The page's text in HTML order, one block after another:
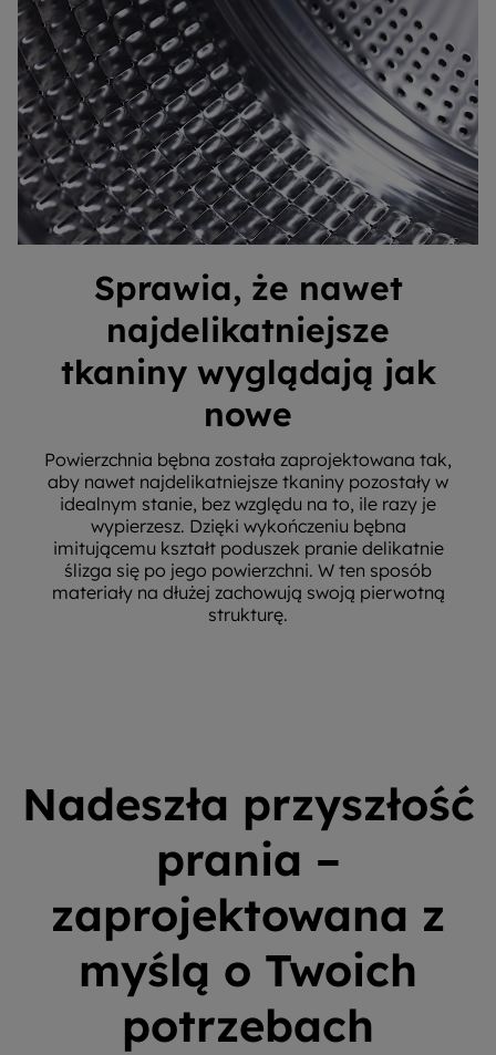
Sprawia, że nawet
najdelikatniejsze
tkaniny wyglądają jak
nowe
Powierzchnia bębna została zaprojektowana tak,
aby nawet najdelikatniejsze tkaniny pozostały w
idealnym stanie, bez względu na to, ile razy je
wypierzesz. Dzięki wykończeniu bębna
imitującemu kształt poduszek pranie delikatnie
ślizga się po jego powierzchni. W ten sposób
materiały na dłużej zachowują swoją pierwotną
strukturę.
Nadeszła przyszłość
prania –
zaprojektowana z
myślą o Twoich
potrzebach